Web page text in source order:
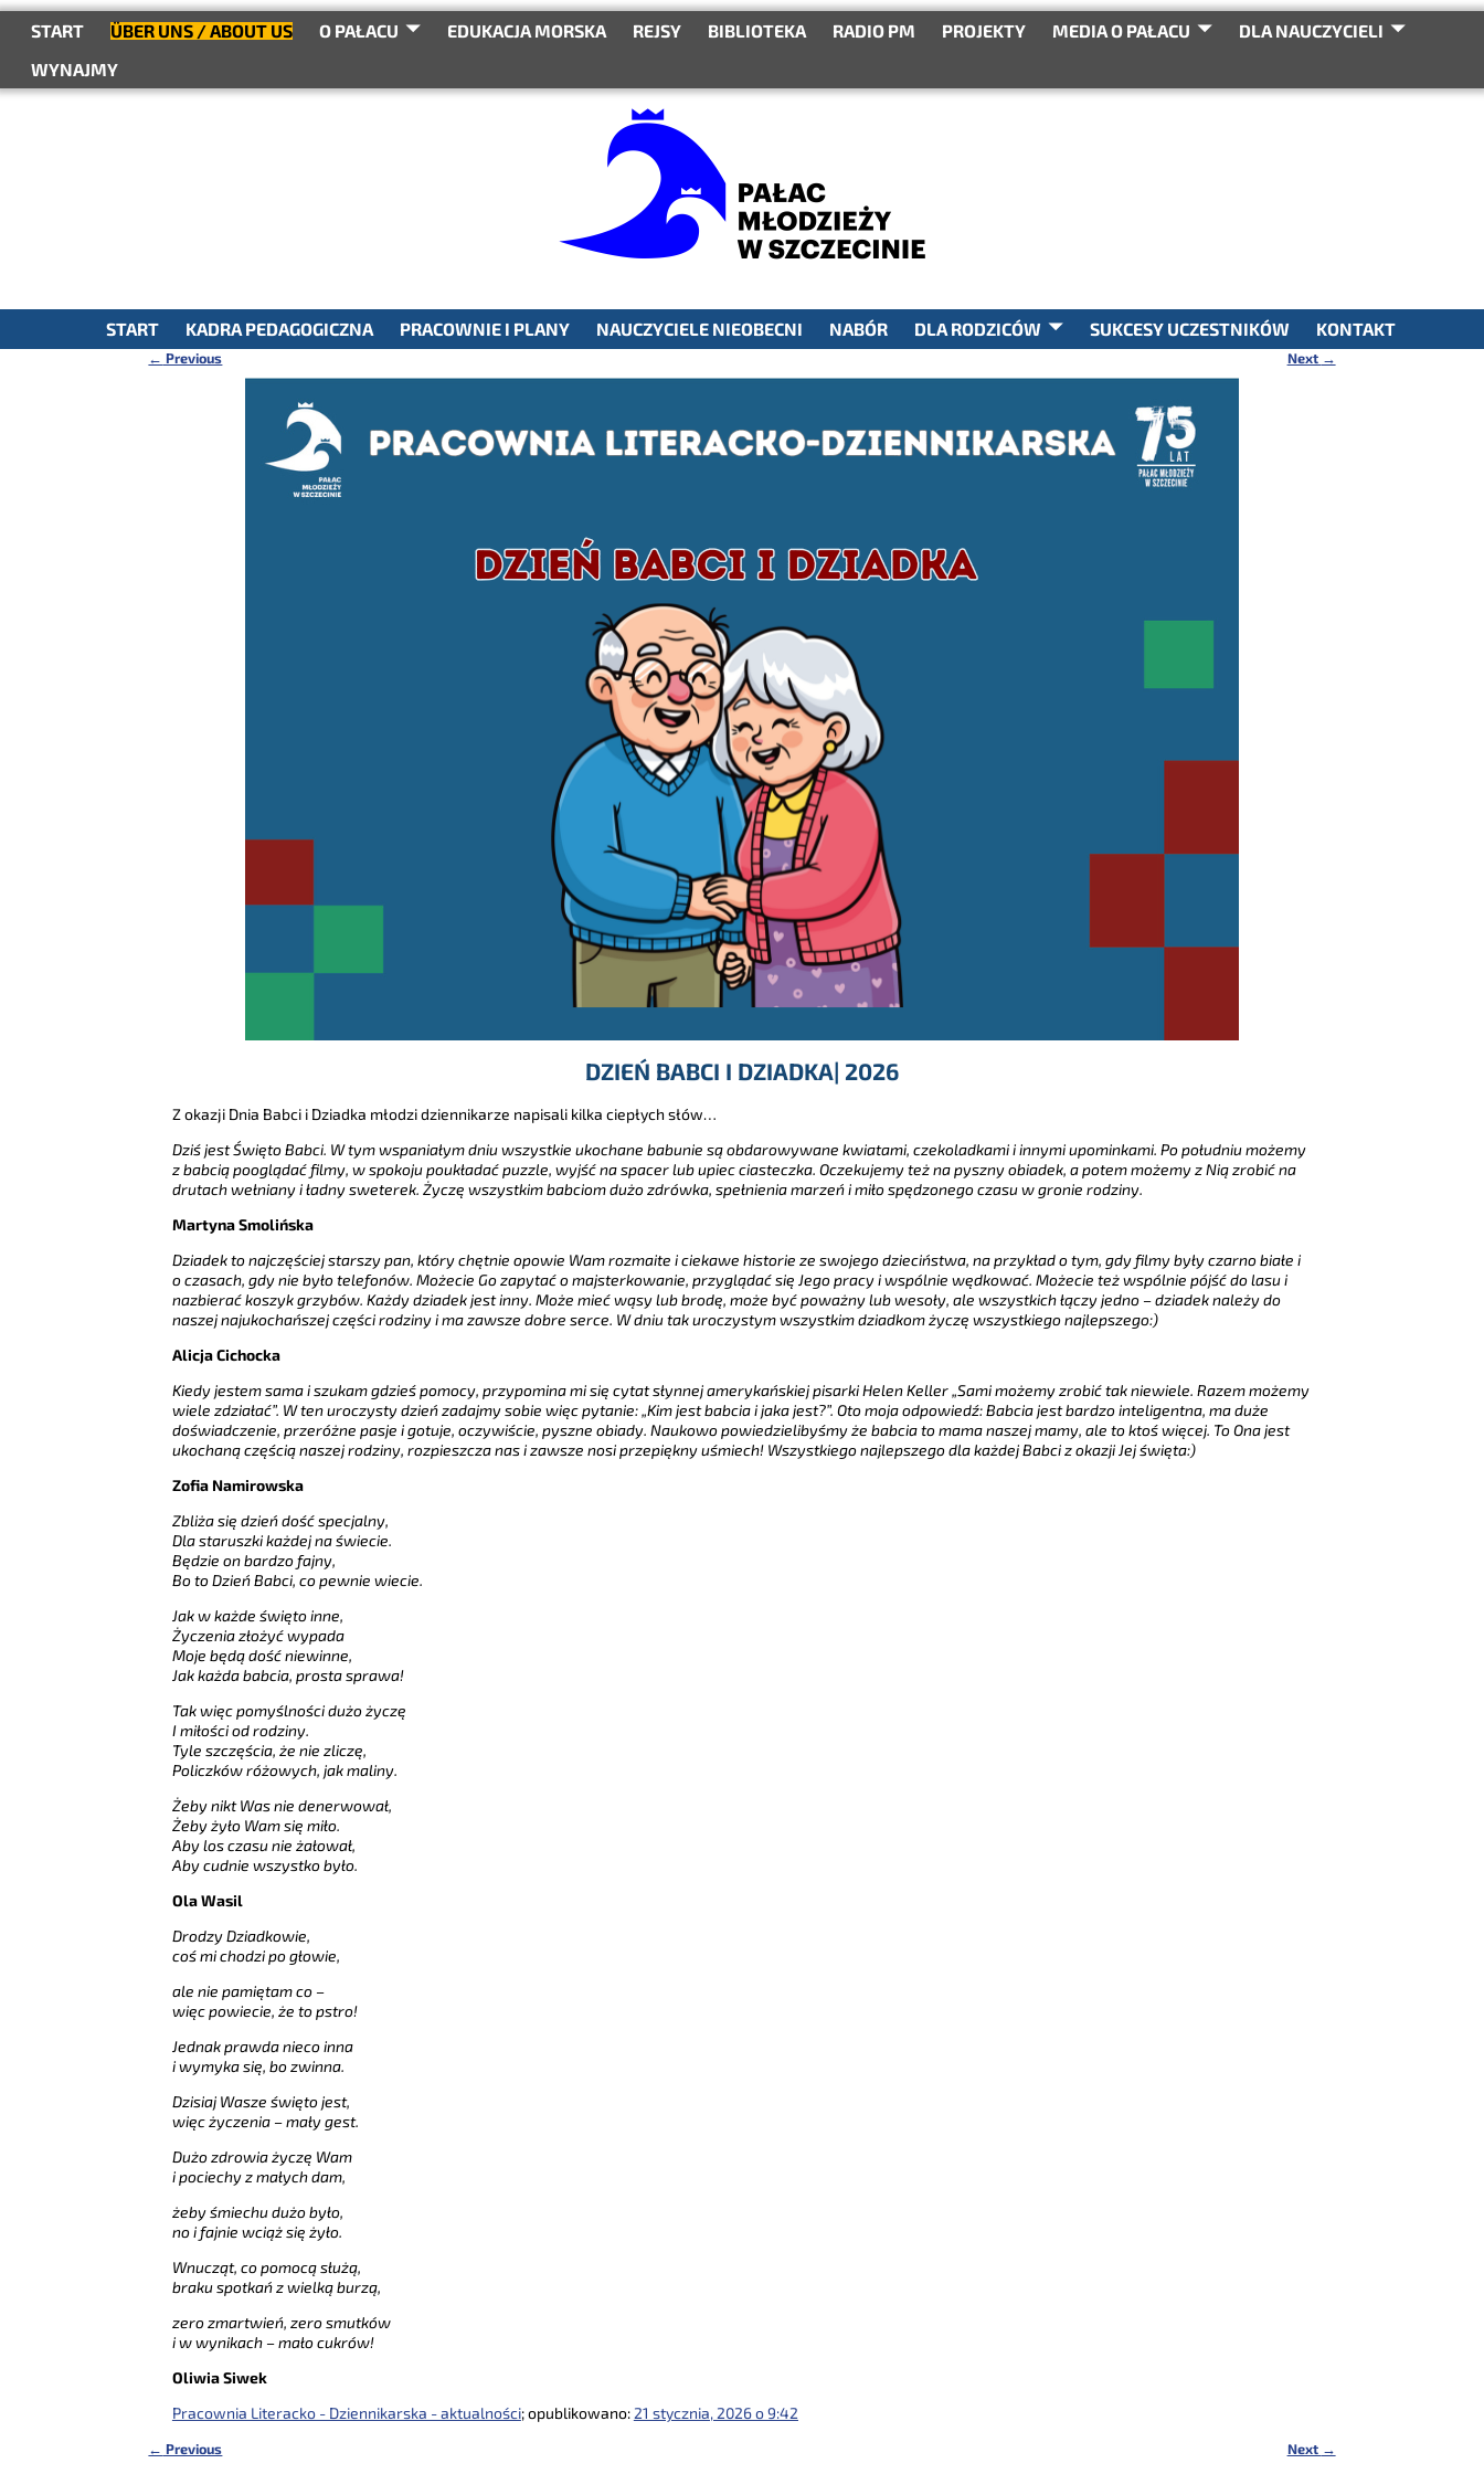
treściSTART ÜBER UNS / ABOUT US O PAŁACU EDUKACJA MORSKA REJSY BIBLIOTEKA RADIO PM PROJEKTY MEDIA O PAŁACU
DLA NAUCZYCIELI
WYNAJMY
SEARCH
START
KADRA PEDAGOGICZNA PRACOWNIE I PLANY NAUCZYCIELE NIEOBECNI NABÓR DLA RODZICÓW SUKCESY UCZESTNIKÓW KONTAKT
Nawigacja
← Previous Next →
DZIEŃ BABCI I DZIADKA| 2026
Z okazji Dnia Babci i Dziadka młodzi dziennikarze napisali kilka ciepłych słów…
Dziś jest Święto Babci. W tym wspaniałym dniu wszystkie ukochane babunie są obdarowywane kwiatami, czekoladkami i innymi upominkami. Po południu możemy
z babcią pooglądać filmy, w spokoju poukładać puzzle, wyjść na spacer lub upiec ciasteczka. Oczekujemy też na pyszny obiadek, a potem możemy z Nią zrobić na
drutach wełniany i ładny sweterek. Życzę wszystkim babciom dużo zdrówka, spełnienia marzeń i miło spędzonego czasu w gronie rodziny.
Martyna Smolińska
Dziadek to najczęściej starszy pan, który chętnie opowie Wam rozmaite i ciekawe historie ze swojego dzieciństwa, na przykład o tym, gdy filmy były czarno białe i
o czasach, gdy nie było telefonów. Możecie Go zapytać o majsterkowanie, przyglądać się Jego pracy i wspólnie wędkować. Możecie też wspólnie pójść do lasu i
nazbierać koszyk grzybów. Każdy dziadek jest inny. Może mieć wąsy lub brodę, może być poważny lub wesoły, ale wszystkich łączy jedno – dziadek należy do
naszej najukochańszej części rodziny i ma zawsze dobre serce. W dniu tak uroczystym wszystkim dziadkom życzę wszystkiego najlepszego:)
Alicja Cichocka
Kiedy jestem sama i szukam gdzieś pomocy, przypomina mi się cytat słynnej amerykańskiej pisarki Helen Keller „Sami możemy zrobić tak niewiele. Razem możemy
wiele zdziałać”. W ten uroczysty dzień zadajmy sobie więc pytanie: „Kim jest babcia i jaka jest?”. Oto moja odpowiedź: Babcia jest bardzo inteligentna, ma duże
doświadczenie, przeróżne pasje i gotuje, oczywiście, pyszne obiady. Naukowo powiedzielibyśmy że babcia to mama naszej mamy, ale to ktoś więcej. To Ona jest
ukochaną częścią naszej rodziny, rozpieszcza nas i zawsze nosi przepiękny uśmiech! Wszystkiego najlepszego dla każdej Babci z okazji Jej święta:)
Zofia Namirowska
Zbliża się dzień dość specjalny,
Dla staruszki każdej na świecie.
Będzie on bardzo fajny,
Bo to Dzień Babci, co pewnie wiecie.
Jak w każde święto inne,
Życzenia złożyć wypada
Moje będą dość niewinne,
Jak każda babcia, prosta sprawa!
Tak więc pomyślności dużo życzę
I miłości od rodziny.
Tyle szczęścia, że nie zliczę,
Policzków różowych, jak maliny.
Żeby nikt Was nie denerwował,
Żeby żyło Wam się miło.
Aby los czasu nie żałował,
Aby cudnie wszystko było.
Ola Wasil
Drodzy Dziadkowie,
coś mi chodzi po głowie,
ale nie pamiętam co –
więc powiecie, że to pstro!
Jednak prawda nieco inna
i wymyka się, bo zwinna.
Dzisiaj Wasze święto jest,
więc życzenia – mały gest.
Dużo zdrowia życzę Wam
i pociechy z małych dam,
żeby śmiechu dużo było,
no i fajnie wciąż się żyło.
Wnucząt, co pomocą służą,
braku spotkań z wielką burzą,
zero zmartwień, zero smutków
i w wynikach – mało cukrów!
Oliwia Siwek
Pracownia Literacko - Dziennikarska - aktualności; opublikowano: 21 stycznia, 2026 o 9:42
← Previous Next →